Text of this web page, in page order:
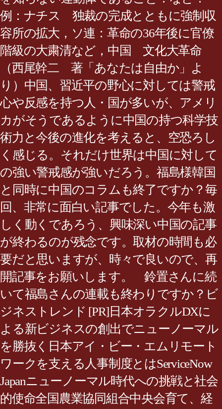
例：ナチス 独裁の完成とともに強制収
容所の拡大，ソ連：革命の36年後に官僚
階級の大粛清など，中国 文化大革命
（西尾幹二 著「あなたは自由か」よ
り）中国、習近平の野心に対しては警戒
心や反感を持つ人・国が多いが、アメリ
カがそうであるように中国の持つ科学技
術力と今後の進化を考えると、空恐ろし
く感じる。それだけ世界は中国に対して
の強い警戒感が強いだろう。福島様韓国
と同時に中国のコラムも終了ですか？毎
回、非常に面白い記事でした。今年も激
しく動くであろう、興味深い中国の記事
が終わるのが残念です。取材の時間も必
要だと思いますが、時々で良いので、再
開記事をお願いします。 鈴置さんに続
いて福島さんの連載も終わりですか？ビ
ジネストレンド [PR]日本オラクルDXに
よる新ビジネスの創出でニューノーマル
を勝抜く日本アイ・ビー・エムリモート
ワークを支える人事制度とはServiceNow
Japanニューノーマル時代への挑戦と社会
的使命全国農業協同組合中央会育て、経